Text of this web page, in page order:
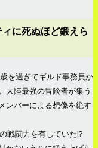
に死ぬほど鍛えら
を過ぎてギルド事務員か
大陸最強の冒険者が集う
ンバーによる想像を絶す
戦闘力を有していた!?